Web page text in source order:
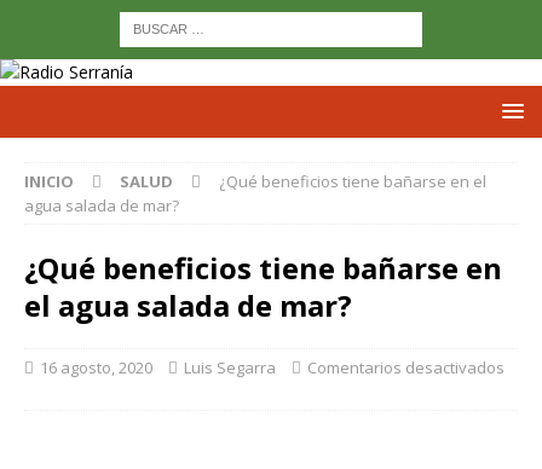
INICIO SALUD
¿Qué beneficios tiene bañarse en el
agua salada de mar?
¿Qué beneficios tiene bañarse en
el agua salada de mar?
16 agosto, 2020 Luis Segarra Comentarios desactivados